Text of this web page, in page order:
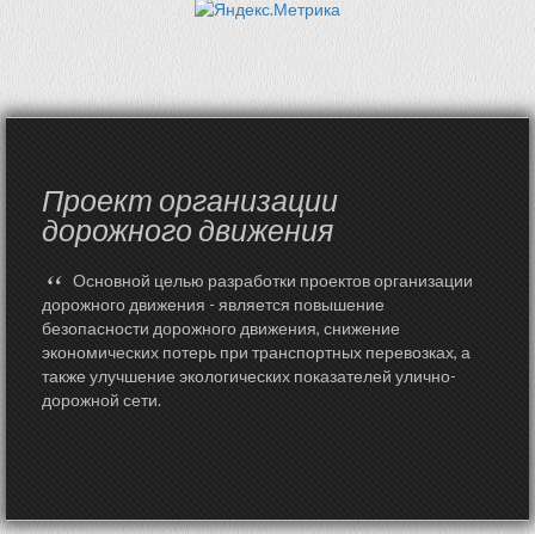
Проект организации
дорожного движения
“ Основной целью разработки проектов организации
дорожного движения - является повышение
безопасности дорожного движения, снижение
экономических потерь при транспортных перевозках, а
также улучшение экологических показателей улично-
дорожной сети.